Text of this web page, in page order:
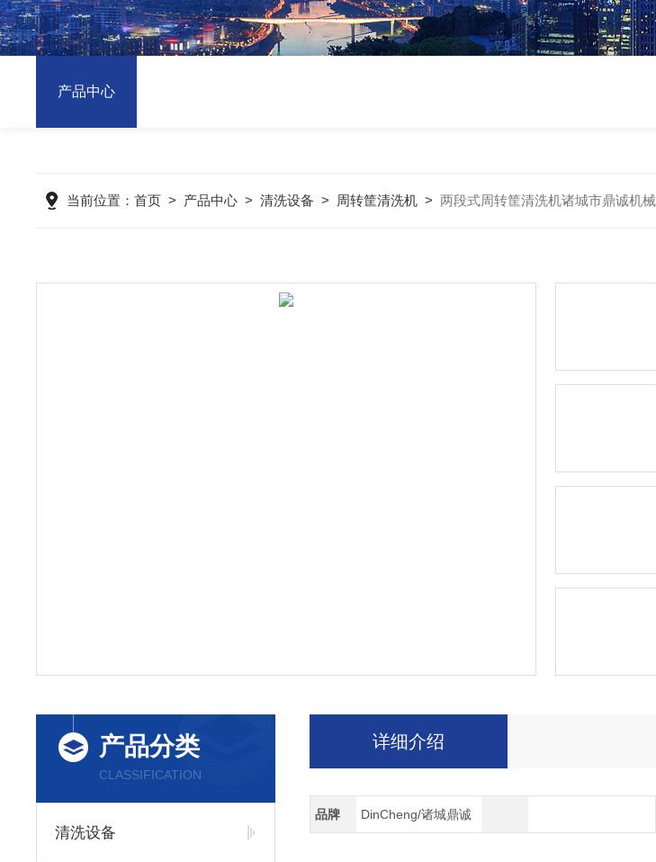
产品中心
当前位置：首页 > 产品中心 >清洗设备 > 周转筐清洗机 >两段式周转筐清洗机诸城市鼎诚机械
产品分类
CLASSIFICATION
清洗设备
详细介绍
品牌 DinCheng/诸城鼎诚